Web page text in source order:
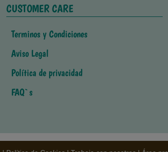
CUSTOMER CARE
Terminos y Condiciones
Aviso Legal
Política de privacidad
FAQ`s